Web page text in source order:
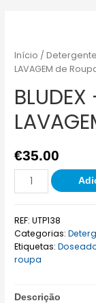
Início /
LAVAGEM de
€35.00
REF:UTP138
Categorias:
Etiquetas:
roupa
Descrição